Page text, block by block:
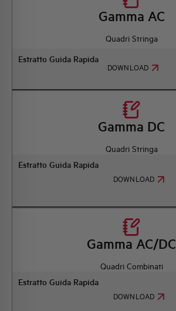
Gamma AC
Quadri Stringa
Estratto Guida Rapida
DOWNLOAD
Gamma DC
Quadri Stringa
Estratto Guida Rapida
DOWNLOAD
Gamma AC/DC
Quadri Combinati
Estratto Guida Rapida
DOWNLOAD